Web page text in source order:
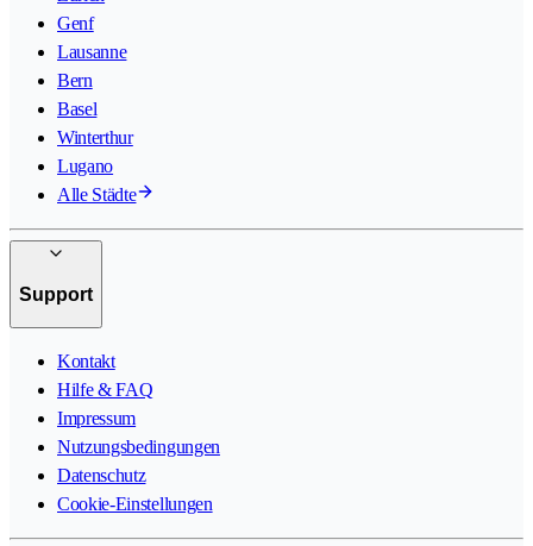
Genf
Lausanne
Bern
Basel
Winterthur
Lugano
Alle Städte
Support
Kontakt
Hilfe & FAQ
Impressum
Nutzungsbedingungen
Datenschutz
Cookie-Einstellungen